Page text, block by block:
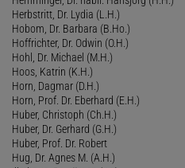
Herbstritt, Dr. Lydia (L.H.)
Hobom, Dr. Barbara (B.Ho.)
Hoffrichter, Dr. Odwin (O.H.)
Hohl, Dr. Michael (M.H.)
Hoos, Katrin (K.H.)
Horn, Dagmar (D.H.)
Horn, Prof. Dr. Eberhard (E.H.)
Huber, Christoph (Ch.H.)
Huber, Dr. Gerhard (G.H.)
Huber, Prof. Dr. Robert
Hug, Dr. Agnes M. (A.H.)